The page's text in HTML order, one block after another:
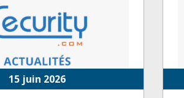
15 juin 2026